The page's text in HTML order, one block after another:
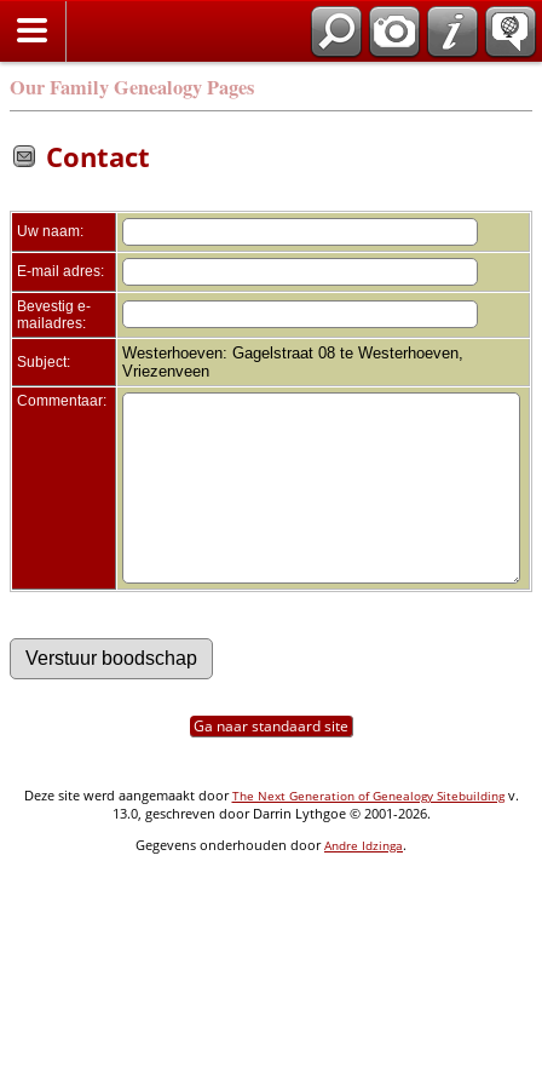
Our Family Genealogy Pages
Contact
Uw naam:
E-mail adres:
Bevestig e-
mailadres:
Subject:
Westerhoeven: Gagelstraat 08 te Westerhoeven,
Vriezenveen
Commentaar:
Ga naar standaard site
Deze site werd aangemaakt doorThe Next Generation of Genealogy Sitebuildingv.
13.0, geschreven door Darrin Lythgoe © 2001-2026.
Gegevens onderhouden doorAndre Idzinga.